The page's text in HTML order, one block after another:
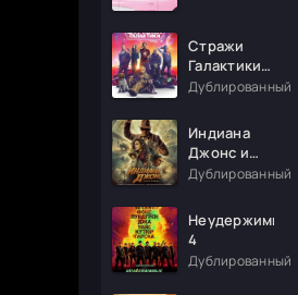
Стражи
Галактики.
Часть 3
Дублированный
Индиана
Джонс и
колесо
Дублированный
Неудержимые
4
Дублированный